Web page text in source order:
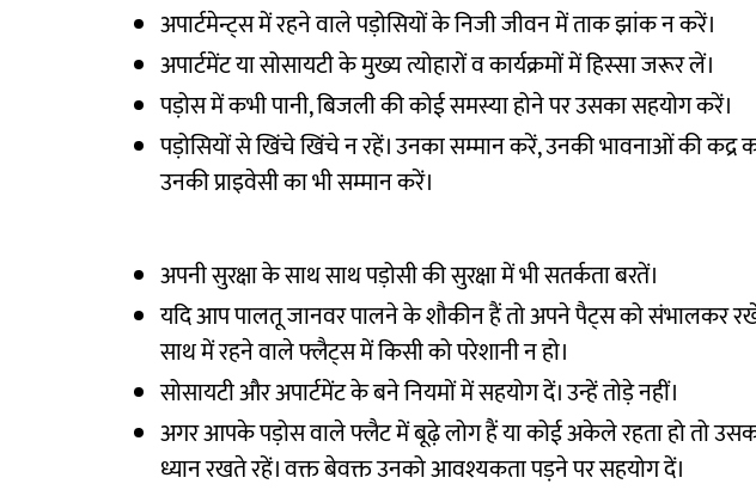
अपार्टमेन्ट्स में रहने वाले पड़ोसियों के निजी जीवन में ताक झांक न करें।
अपार्टमेंट या सोसायटी के मुख्य त्योहारों व कार्यक्रमों में हिस्सा जरूर लें।
पड़ोस में कभी पानी, बिजली की कोई समस्या होने पर उसका सहयोग करें।
पड़ोसियों से खिंचे खिंचे न रहें। उनका सम्मान करें, उनकी भावनाओं की कद्र
उनकी प्राइवेसी का भी सम्मान करें।
अपनी सुरक्षा के साथ साथ पड़ोसी की सुरक्षा में भी सतर्कता बरतें।
यदि आप पालतू जानवर पालने के शौकीन हैं तो अपने पैट्स को संभालकर
साथ में रहने वाले फ्लैट्स में किसी को परेशानी न हो।
सोसायटी और अपार्टमेंट के बने नियमों में सहयोग दें। उन्हें तोड़े नहीं।
अगर आपके पड़ोस वाले फ्लैट में बूढ़े लोग हैं या कोई अकेले रहता हो तो
ध्यान रखते रहें। वक्त बेवक्त उनको आवश्यकता पड़ने पर सहयोग दें।